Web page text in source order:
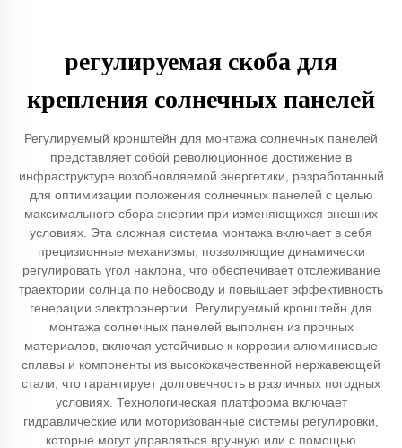
регулируемая скоба для
крепления солнечных панелей
Регулируемый кронштейн для монтажа солнечных панелей
представляет собой революционное достижение в
инфраструктуре возобновляемой энергетики, разработанный
для оптимизации положения солнечных панелей с целью
максимального сбора энергии при изменяющихся внешних
условиях. Эта сложная система монтажа включает в себя
прецизионные механизмы, позволяющие динамически
регулировать угол наклона, что обеспечивает отслеживание
траектории солнца по небосводу и повышает эффективность
генерации электроэнергии. Регулируемый кронштейн для
монтажа солнечных панелей выполнен из прочных
материалов, включая устойчивые к коррозии алюминиевые
сплавы и компоненты из высококачественной нержавеющей
стали, что гарантирует долговечность в различных погодных
условиях. Технологическая платформа включает
гидравлические или моторизованные системы регулировки,
которые могут управляться вручную или с помощью